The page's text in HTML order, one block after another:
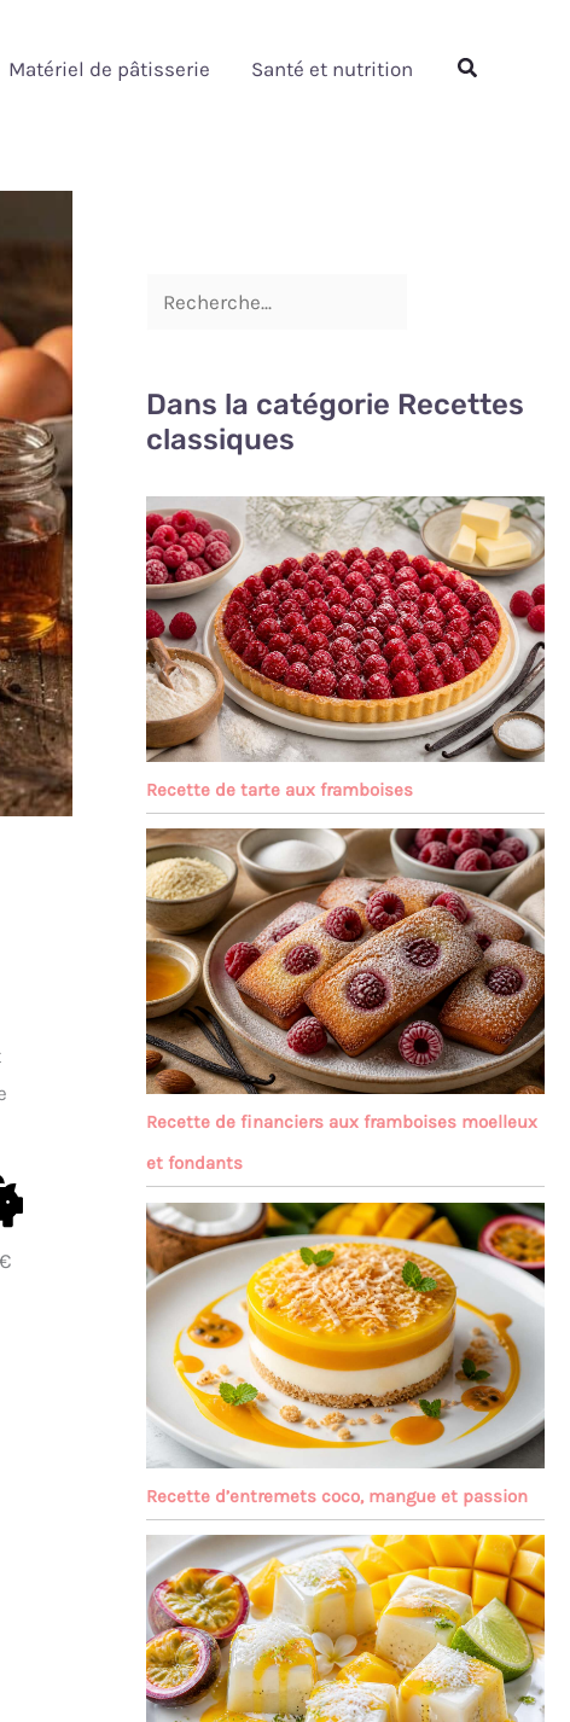
Matériel de pâtisserie Santé et nutrition Rechercher
Dans la catégorie Recettes
classiques
Recette de tarte aux framboises
Recette de financiers aux framboises moelleux
et fondants
Recette d’entremets coco, mangue et passion